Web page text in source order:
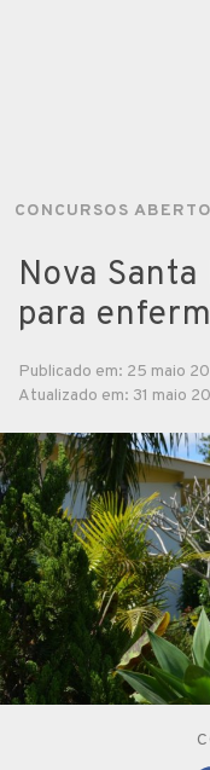
CONCURSOS
Nova
para
Publicado em: 25 maio
Atualizado em: 31 maio